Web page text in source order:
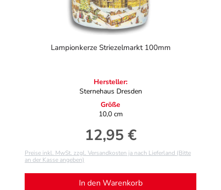
Lampionkerze Striezelmarkt 100mm
Hersteller:
Sternehaus Dresden
Größe
10,0 cm
Regulärer Preis:
12,95 €
Preise inkl. MwSt. zzgl. Versandkosten ja nach Lieferland (Bitte
an der Kasse angeben)
In den Warenkorb